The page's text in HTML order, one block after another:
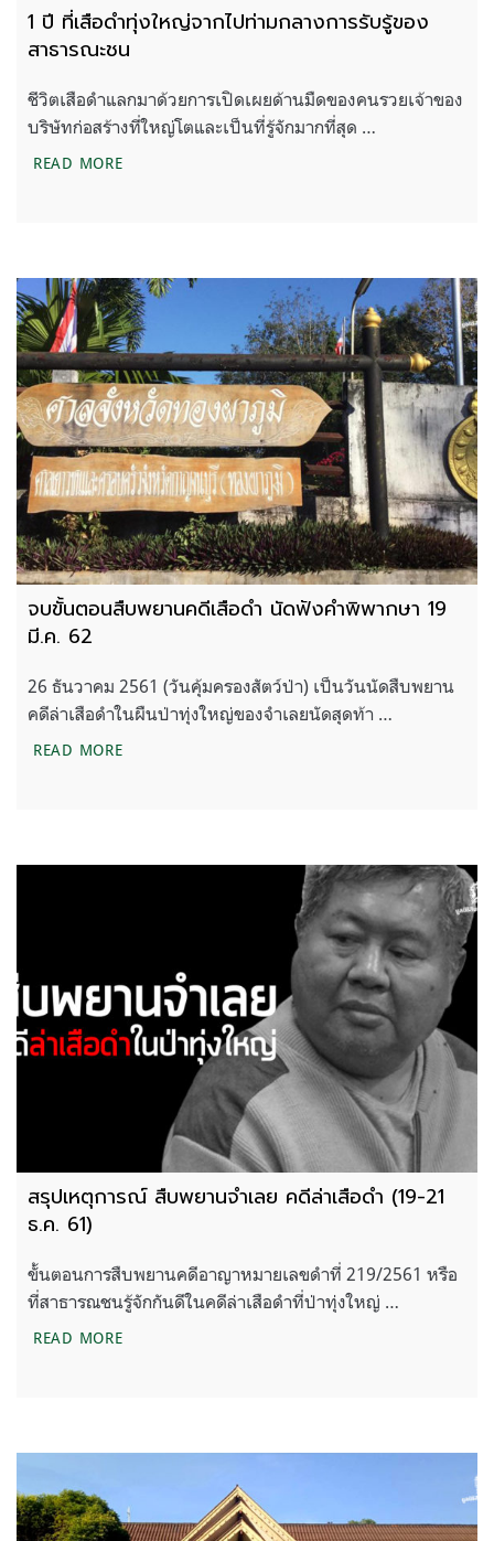
1 ปี ที่เสือดำทุ่งใหญ่จากไปท่ามกลางการรับรู้ของ
สาธารณะชน
ชีวิตเสือดำแลกมาด้วยการเปิดเผยด้านมืดของคนรวยเจ้าของ
บริษัทก่อสร้างที่ใหญ่โตและเป็นที่รู้จักมากที่สุด …
READ MORE1 ปี ที่เสือดำทุ่งใหญ่จากไปท่ามกลางการรับรู้ของสาธ
จบขั้นตอนสืบพยานคดีเสือดำ นัดฟังคำพิพากษา 19
มี.ค. 62
26 ธันวาคม 2561 (วันคุ้มครองสัตว์ป่า) เป็นวันนัดสืบพยาน
คดีล่าเสือดำในผืนป่าทุ่งใหญ่ของจำเลยนัดสุดท้า …
READ MOREจบขั้นตอนสืบพยานคดีเสือดำ นัดฟังคำพิพากษา 19 มี
สรุปเหตุการณ์ สืบพยานจำเลย คดีล่าเสือดำ (19-21
ธ.ค. 61)
ขั้นตอนการสืบพยานคดีอาญาหมายเลขดำที่ 219/2561 หรือ
ที่สาธารณชนรู้จักกันดีในคดีล่าเสือดำที่ป่าทุ่งใหญ่ …
READ MOREสรุปเหตุการณ์ สืบพยานจำเลย คดีล่าเสือดำ (19-21 ธ